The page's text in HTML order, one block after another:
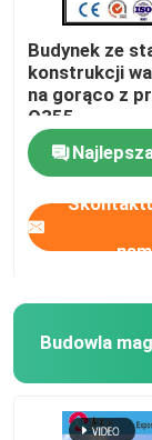
Budynek ze
konstrukcji
na gorąco z
Q355
Budowla